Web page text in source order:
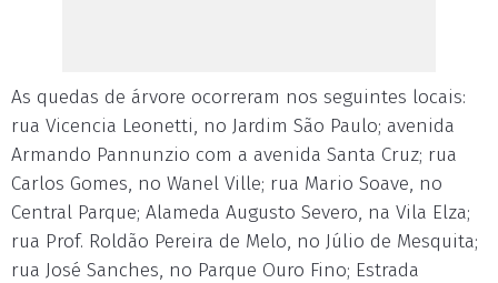
As quedas de árvore ocorreram nos seguintes locais:
rua Vicencia Leonetti, no Jardim São Paulo; avenida
Armando Pannunzio com a avenida Santa Cruz; rua
Carlos Gomes, no Wanel Ville; rua Mario Soave, no
Central Parque; Alameda Augusto Severo, na Vila Elza;
rua Prof. Roldão Pereira de Melo, no Júlio de Mesquita;
rua José Sanches, no Parque Ouro Fino; Estrada